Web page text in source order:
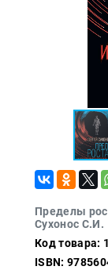
Пределы
Сухонос С.И.
Код товара:
ISBN:
Философия
Религия
Туризм
Разное
Кухня,
гастрономия,
кулинария
Закон